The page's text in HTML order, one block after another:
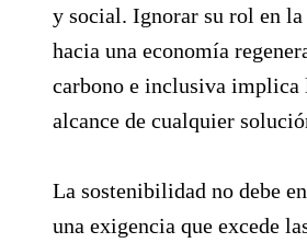
y social. Ignorar su rol en
hacia una economía
carbono e inclusiva
alcance de cualquier
La sostenibilidad no debe
una exigencia que excede